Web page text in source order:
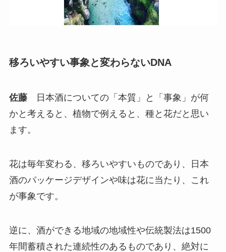
移ろいやすい事象と変わらないDNA
佐藤
日本酒についての「本質」と「事象」が何
かと考えると、植物で例えると、種と花だと思い
ます。
花は毎年変わる、移ろいやすいものであり、日本
酒のパッケージデザインや味は花に当たり、これ
が事象です。
逆に、酒ができる地域の地域性や伝統製法は1500
年間蓄積された連続性のあるものであり、絶対に